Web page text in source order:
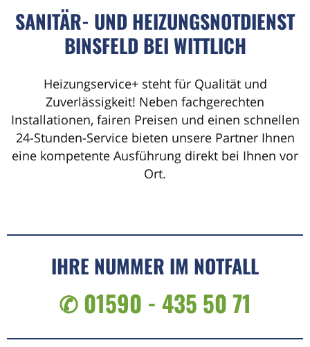
SANITÄR- UND HEIZUNGSNOTDIENST
BINSFELD BEI WITTLICH
Heizungservice+ steht für Qualität und
Zuverlässigkeit! Neben fachgerechten
Installationen, fairen Preisen und einen schnellen
24-Stunden-Service bieten unsere Partner Ihnen
eine kompetente Ausführung direkt bei Ihnen vor
Ort.
IHRE NUMMER IM NOTFALL
✆ 01590 - 435 50 71